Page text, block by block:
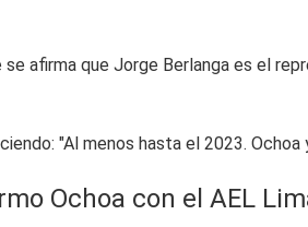
afirma que Jorge Berlanga es el
"Al menos hasta el 2023.
Ochoa con el AEL